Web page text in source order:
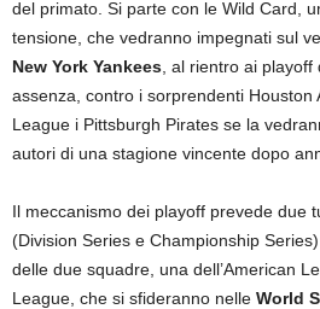
del primato. Si parte con le Wild Card,
tensione, che vedranno impegnati sul
New York Yankees , al rientro ai
assenza, contro i sorprendenti Houston
League i Pittsburgh Pirates se la
autori di una stagione vincente dopo
Il meccanismo dei playoff prevede due
(Division Series e Championship
delle due squadre, una dell’American
League, che si sfideranno nelle World